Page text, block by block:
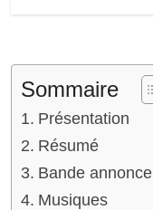
Sommaire
Présentation
Résumé
Bande annonce
Musiques